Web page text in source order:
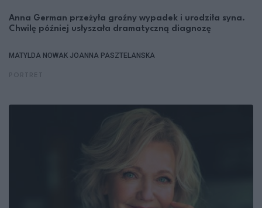
Anna German przeżyła groźny wypadek i urodziła syna.
Chwilę później usłyszała dramatyczną diagnozę
MATYLDA NOWAK JOANNA PASZTELANSKA